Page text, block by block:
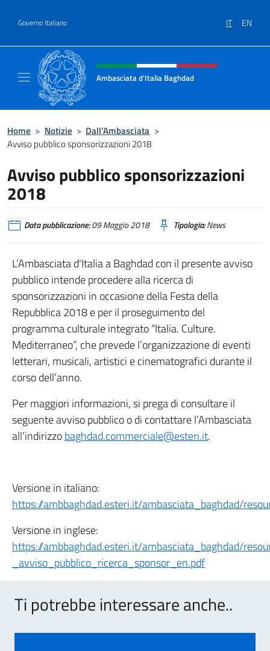
Governo Italiano IT EN
Intestazione sito, social e menù
Ambasciata d'Italia Baghdad
Home > Notizie > Dall’Ambasciata >
Avviso pubblico sponsorizzazioni 2018
Avviso pubblico sponsorizzazioni
2018
Data pubblicazione:09 Maggio 2018 Tipologia:News
L’Ambasciata d’Italia a Baghdad con il presente avviso
pubblico intende procedere alla ricerca di
sponsorizzazioni in occasione della Festa della
Repubblica 2018 e per il proseguimento del
programma culturale integrato “Italia. Culture.
Mediterraneo”, che prevede l’organizzazione di eventi
letterari, musicali, artistici e cinematografici durante il
corso dell’anno.
Per maggiori informazioni, si prega di consultare il
seguente avviso pubblico o di contattare l’Ambasciata
all’indirizzobaghdad.commerciale@esteri.it.
Versione in italiano:
https://ambbaghdad.esteri.it/ambasciata_baghdad/
Versione in inglese:
https://ambbaghdad.esteri.it/ambasciata_baghdad/
_avviso_pubblico_ricerca_sponsor_en.pdf
Ti potrebbe interessare anche..